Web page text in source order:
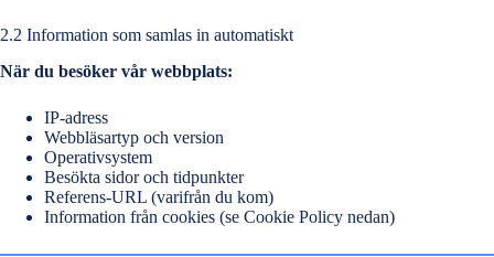
2.2 Information som samlas in automatiskt
När du besöker vår webbplats:
IP-adress
Webbläsartyp och version
Operativsystem
Besökta sidor och tidpunkter
Referens-URL (varifrån du kom)
Information från cookies (se Cookie Policy nedan)